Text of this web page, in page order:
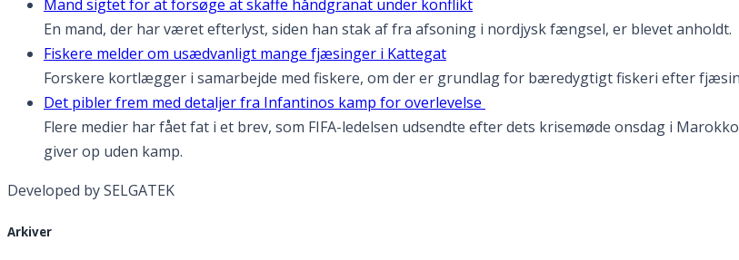
Mand sigtet for at forsøge at skaffe håndgranat under konflikt
En mand, der har været efterlyst, siden han stak af fra afsoning i nordjysk fængsel, er blevet anholdt.
Fiskere melder om usædvanligt mange fjæsinger i Kattegat
Forskere kortlægger i samarbejde med fiskere, om der er grundlag for bæredygtigt fiskeri efter
Det pibler frem med detaljer fra Infantinos kamp for overlevelse
Flere medier har fået fat i et brev, som FIFA-ledelsen udsendte efter dets krisemøde onsdag i
giver op uden kamp.
Developed by SELGATEK
Arkiver